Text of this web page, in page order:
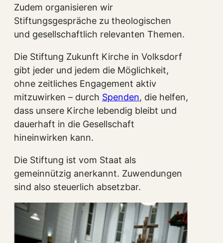
Zudem organisieren wir
Stiftungsgespräche zu theologischen
und gesellschaftlich relevanten Themen.
Die Stiftung Zukunft Kirche in Volksdorf
gibt jeder und jedem die Möglichkeit,
ohne zeitliches Engagement aktiv
mitzuwirken – durch Spenden, die helfen,
dass unsere Kirche lebendig bleibt und
dauerhaft in die Gesellschaft
hineinwirken kann.
Die Stiftung ist vom Staat als
gemeinnützig anerkannt. Zuwendungen
sind also steuerlich absetzbar.